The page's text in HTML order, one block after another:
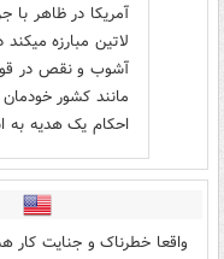
آمریکا در ظاهر با
لاتین مبارزه
آشوب و نقص در
مانند کشور
احکام یک هدیه به
واقعا خطرناک و جنایت کار